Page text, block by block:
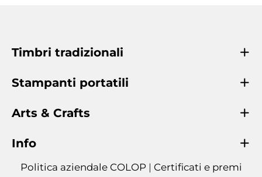
Timbri tradizionali
Stampanti portatili
Arts & Crafts
Info
Politica aziendale COLOP | Certificati e premi